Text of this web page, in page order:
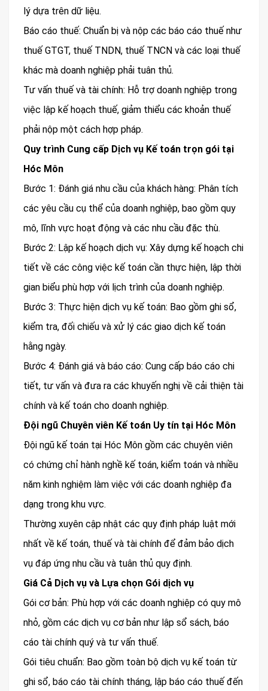
lý dựa trên dữ liệu.
Báo cáo thuế: Chuẩn bị và nộp các báo cáo thuế như
thuế GTGT, thuế TNDN, thuế TNCN và các loại thuế
khác mà doanh nghiệp phải tuân thủ.
Tư vấn thuế và tài chính: Hỗ trợ doanh nghiệp trong
việc lập kế hoạch thuế, giảm thiểu các khoản thuế
phải nộp một cách hợp pháp.
Quy trình Cung cấp Dịch vụ Kế toán trọn gói tại
Hóc Môn
Bước 1: Đánh giá nhu cầu của khách hàng: Phân tích
các yêu cầu cụ thể của doanh nghiệp, bao gồm quy
mô, lĩnh vực hoạt động và các nhu cầu đặc thù.
Bước 2: Lập kế hoạch dịch vụ: Xây dựng kế hoạch chi
tiết về các công việc kế toán cần thực hiện, lập thời
gian biểu phù hợp với lịch trình của doanh nghiệp.
Bước 3: Thực hiện dịch vụ kế toán: Bao gồm ghi sổ,
kiểm tra, đối chiếu và xử lý các giao dịch kế toán
hằng ngày.
Bước 4: Đánh giá và báo cáo: Cung cấp báo cáo chi
tiết, tư vấn và đưa ra các khuyến nghị về cải thiện tài
chính và kế toán cho doanh nghiệp.
Đội ngũ Chuyên viên Kế toán Uy tín tại Hóc Môn
Đội ngũ kế toán tại Hóc Môn gồm các chuyên viên
có chứng chỉ hành nghề kế toán, kiểm toán và nhiều
năm kinh nghiệm làm việc với các doanh nghiệp đa
dạng trong khu vực.
Thường xuyên cập nhật các quy định pháp luật mới
nhất về kế toán, thuế và tài chính để đảm bảo dịch
vụ đáp ứng nhu cầu và tuân thủ quy định.
Giá Cả Dịch vụ và Lựa chọn Gói dịch vụ
Gói cơ bản: Phù hợp với các doanh nghiệp có quy mô
nhỏ, gồm các dịch vụ cơ bản như lập sổ sách, báo
cáo tài chính quý và tư vấn thuế.
Gói tiêu chuẩn: Bao gồm toàn bộ dịch vụ kế toán từ
ghi sổ, báo cáo tài chính tháng, lập báo cáo thuế đến